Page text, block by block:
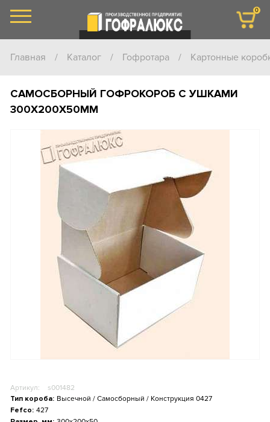
Главная / Каталог / Гофротара / Картонные
САМОСБОРНЫЙ ГОФРОКОРОБ С УШКАМИ
300Х200Х50ММ
Артикул:
s001482
Тип короба: Высечной / Самосборный / Конструкция 0427
Fefco: 427